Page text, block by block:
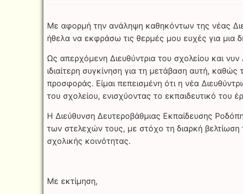
Με αφορμή την ανάληψη καθηκόντων της νέας
ήθελα να εκφράσω τις θερμές μου ευχές για μια
Ως απερχόμενη Διευθύντρια του σχολείου και
ιδιαίτερη συγκίνηση για τη μετάβαση αυτή,
προσφοράς. Είμαι πεπεισμένη ότι η νέα
του σχολείου, ενισχύοντας το εκπαιδευτικό του
Η Διεύθυνση Δευτεροβάθμιας Εκπαίδευσης
των στελεχών τους, με στόχο τη διαρκή βελτίωση
σχολικής κοινότητας.
Με εκτίμηση,